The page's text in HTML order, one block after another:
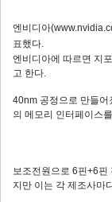
엔비디아
표했다.
엔비디아에 따르면 지
고 한다.
40nm 공정으로 만들
의 메모리 인터페이스
보조전원으로 6핀+6핀
지만 이는 각 제조사마